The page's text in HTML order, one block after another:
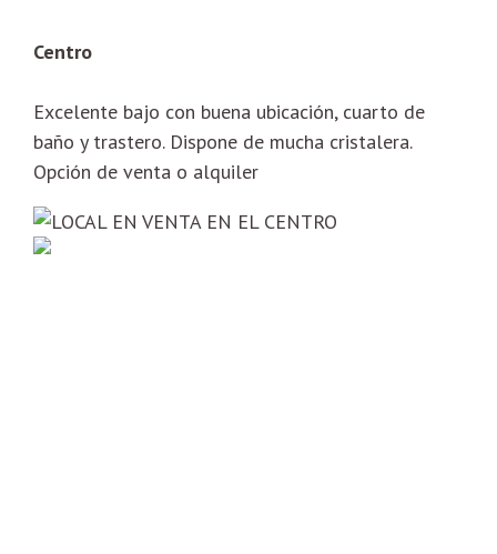
Centro
Excelente bajo con buena ubicación, cuarto de
baño y trastero. Dispone de mucha cristalera.
Opción de venta o alquiler